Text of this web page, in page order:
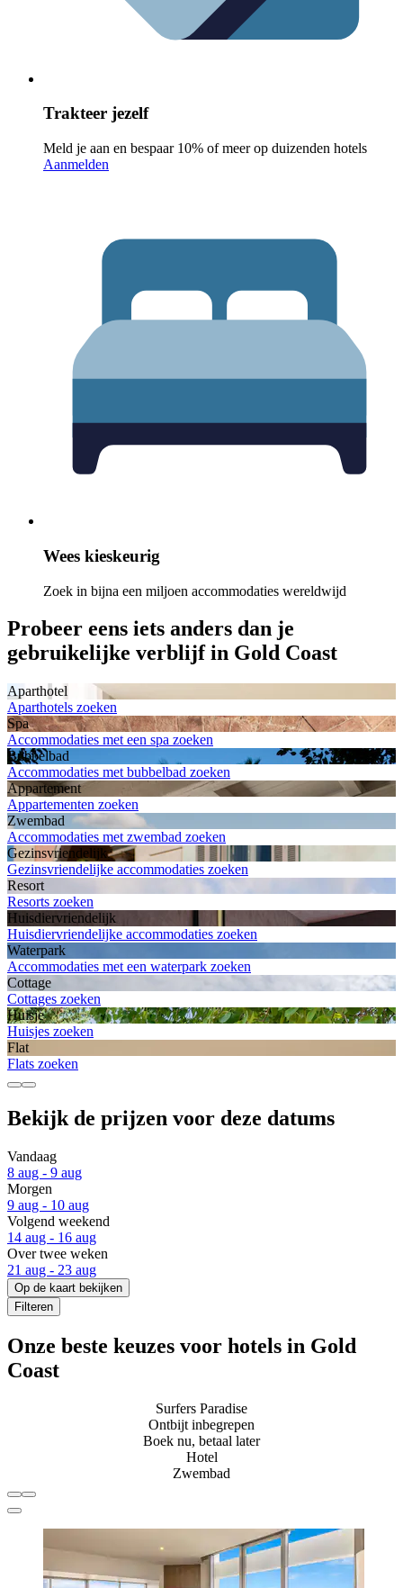
Trakteer jezelf
Meld je aan en bespaar 10% of meer op duizenden hotels
Aanmelden
Wees kieskeurig
Zoek in bijna een miljoen accommodaties wereldwijd
Probeer eens iets anders dan je
gebruikelijke verblijf in Gold Coast
Aparthotel
Aparthotels zoeken
Spa
Accommodaties met een spa zoeken
Bubbelbad
Accommodaties met bubbelbad zoeken
Appartement
Appartementen zoeken
Zwembad
Accommodaties met zwembad zoeken
Gezinsvriendelijk
Gezinsvriendelijke accommodaties zoeken
Resort
Resorts zoeken
Huisdiervriendelijk
Huisdiervriendelijke accommodaties zoeken
Waterpark
Accommodaties met een waterpark zoeken
Cottage
Cottages zoeken
Huisje
Huisjes zoeken
Flat
Flats zoeken
Bekijk de prijzen voor deze datums
Vandaag
8 aug - 9 aug
Morgen
9 aug - 10 aug
Volgend weekend
14 aug - 16 aug
Over twee weken
21 aug - 23 aug
Op de kaart bekijken
Filteren
Onze beste keuzes voor hotels in Gold
Coast
Surfers Paradise
Ontbijt inbegrepen
Boek nu, betaal later
Hotel
Zwembad